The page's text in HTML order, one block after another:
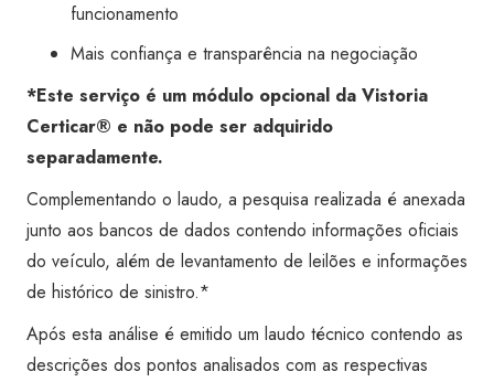
funcionamento
Mais confiança e transparência na negociação
*Este serviço é um módulo opcional da Vistoria
Certicar® e não pode ser adquirido
separadamente.
Complementando o laudo, a pesquisa realizada é anexada
junto aos bancos de dados contendo informações oficiais
do veículo, além de levantamento de leilões e informações
de histórico de sinistro.*
Após esta análise é emitido um laudo técnico contendo as
descrições dos pontos analisados com as respectivas